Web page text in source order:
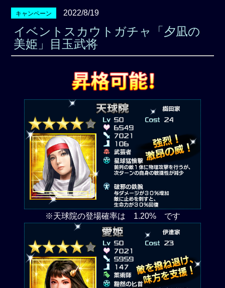
キャンペーン 2022/8/19
イベントスカウトガチャ「夕凪の
美姫」目玉武将
※天球院の登場確率は 1.20% です